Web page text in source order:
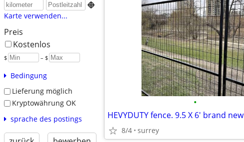

Karte verwenden...
Preis
Kostenlos
$ – $
Bedingung
Lieferung möglich
Kryptowährung OK
sprache des postings
•
HEVYDUTY fence. 9.5 X 6' brand new
8/4 surrey